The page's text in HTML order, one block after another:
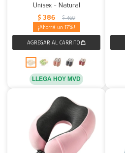
Unisex - Natural
$ 386 $ 469
17
LLEGA HOY MVD